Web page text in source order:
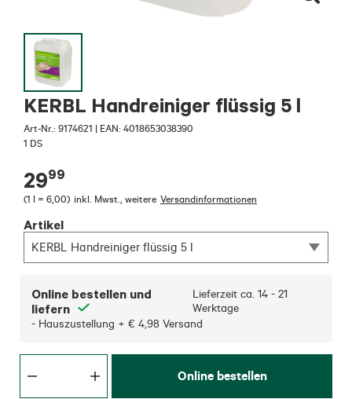
KERBL Handreiniger flüssig 5 l
Art-Nr.: 9174621 | EAN: 4018653038390
1 DS
2999
(1 l = 6,00) inkl. Mwst. weitere Versandinformationen
Artikel
KERBL Handreiniger flüssig 5 l
Online bestellen und
liefern
Lieferzeit ca. 14 - 21
Werktage
- Hauszustellung + € 4,98 Versand
Online bestellen